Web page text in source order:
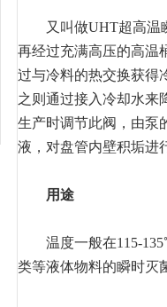
又叫做UHT超高温瞬
再经过充满高压的高温
过与冷料的热交换获得
之则通过接入冷却水来
生产时调节此阀，由泵
液，对盘管内壁积垢进
用途
温度一般在115-135℃
类等液体物料的瞬时灭